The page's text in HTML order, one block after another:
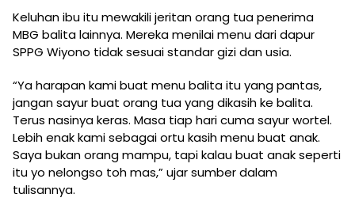
Keluhan ibu itu mewakili jeritan orang tua penerima
MBG balita lainnya. Mereka menilai menu dari dapur
SPPG Wiyono tidak sesuai standar gizi dan usia.
“Ya harapan kami buat menu balita itu yang pantas,
jangan sayur buat orang tua yang dikasih ke balita.
Terus nasinya keras. Masa tiap hari cuma sayur wortel.
Lebih enak kami sebagai ortu kasih menu buat anak.
Saya bukan orang mampu, tapi kalau buat anak seperti
itu yo nelongso toh mas,” ujar sumber dalam
tulisannya.